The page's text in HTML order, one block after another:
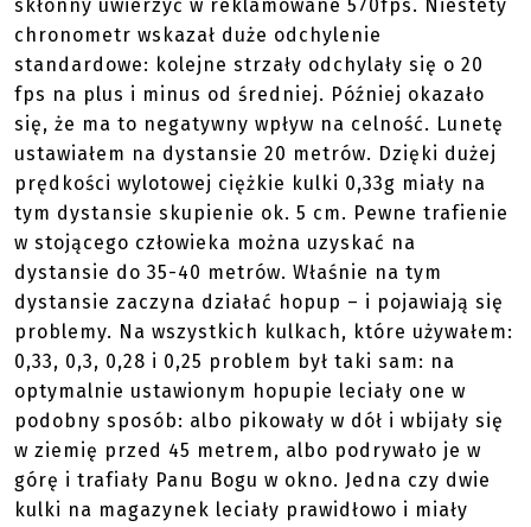
skłonny uwierzyć w reklamowane 570fps. Niestety
chronometr wskazał duże odchylenie
standardowe: kolejne strzały odchylały się o 20
fps na plus i minus od średniej. Później okazało
się, że ma to negatywny wpływ na celność. Lunetę
ustawiałem na dystansie 20 metrów. Dzięki dużej
prędkości wylotowej ciężkie kulki 0,33g miały na
tym dystansie skupienie ok. 5 cm. Pewne trafienie
w stojącego człowieka można uzyskać na
dystansie do 35-40 metrów. Właśnie na tym
dystansie zaczyna działać hopup – i pojawiają się
problemy. Na wszystkich kulkach, które używałem:
0,33, 0,3, 0,28 i 0,25 problem był taki sam: na
optymalnie ustawionym hopupie leciały one w
podobny sposób: albo pikowały w dół i wbijały się
w ziemię przed 45 metrem, albo podrywało je w
górę i trafiały Panu Bogu w okno. Jedna czy dwie
kulki na magazynek leciały prawidłowo i miały